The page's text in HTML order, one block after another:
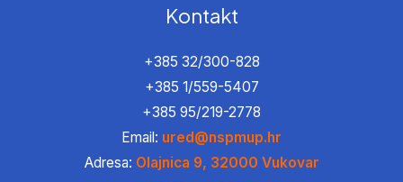
Kontakt
+385 32/300-828
+385 1/559-5407
+385 95/219-2778
Email: ured@nspmup.hr
Adresa: Olajnica 9, 32000 Vukovar